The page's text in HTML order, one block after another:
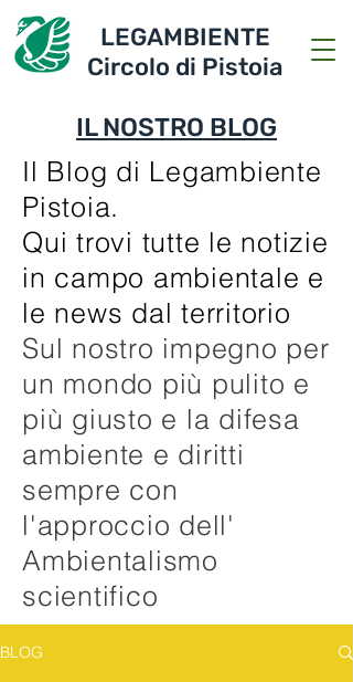
LEGAMBIENTE
Circolo di Pistoia
IL NOSTRO BLOG
Il Blog di Legambiente
Pistoia.
Qui trovi tutte le notizie
in campo ambientale e
le news dal territorio
Sul nostro impegno per
un mondo più pulito e
più giusto e la difesa
ambiente e diritti
sempre con
l'approccio dell'
Ambientalismo
scientifico
BLOG